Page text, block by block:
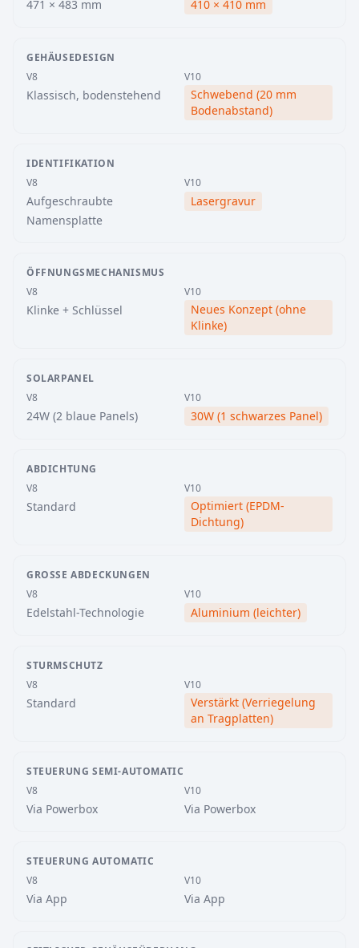
471 × 483 mm 410 × 410 mm
GEHÄUSEDESIGN
V8
Klassisch, bodenstehend
V10
Schwebend (20 mm
Bodenabstand)
IDENTIFIKATION
V8
Aufgeschraubte
Namensplatte
V10
Lasergravur
ÖFFNUNGSMECHANISMUS
V8
Klinke + Schlüssel
V10
Neues Konzept (ohne
Klinke)
SOLARPANEL
V8
24W (2 blaue Panels)
V10
30W (1 schwarzes Panel)
ABDICHTUNG
V8
Standard
V10
Optimiert (EPDM-
Dichtung)
GROSSE ABDECKUNGEN
V8
Edelstahl-Technologie
V10
Aluminium (leichter)
STURMSCHUTZ
V8
Standard
V10
Verstärkt (Verriegelung
an Tragplatten)
STEUERUNG SEMI-AUTOMATIC
V8
Via Powerbox
V10
Via Powerbox
STEUERUNG AUTOMATIC
V8
Via App
V10
Via App